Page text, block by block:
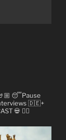
😴Pause
🇩🇪+
💀 👇🏼